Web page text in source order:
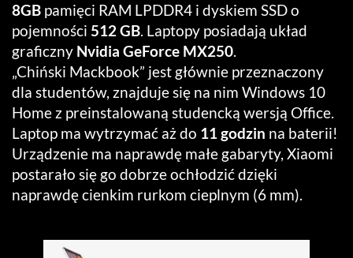
8GB pamięci RAM LPDDR4 i dyskiem SSD o
pojemności 512 GB. Laptopy posiadają układ
graficzny Nvidia GeForce MX250.
„Chiński Mackbook” jest głównie przeznaczony
dla studentów, znajduje się na nim Windows 10
Home z preinstalowaną studencką wersją Office.
Laptop ma wytrzymać aż do 11 godzin na baterii!
Urządzenie ma naprawdę małe gabaryty, Xiaomi
postarało się go dobrze ochłodzić dzięki
naprawdę cienkim rurkom cieplnym (6 mm).